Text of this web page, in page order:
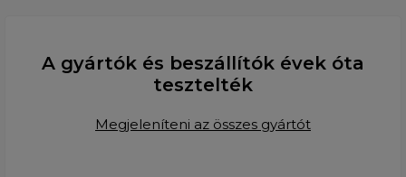
A gyártók és beszállítók évek óta
tesztelték
Megjeleníteni az összes gyártót